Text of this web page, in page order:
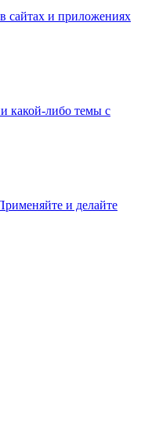
сайтах и приложениях
какой-либо темы с
и делайте